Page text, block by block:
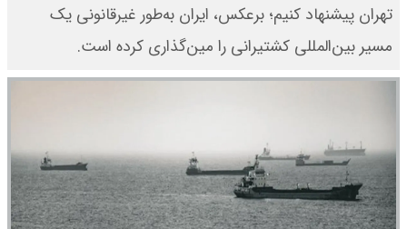
تهران پیشنهاد کنیم؛ برعکس، ایران به‌طور غیرقانونی یک
مسیر بین‌المللی کشتیرانی را مین‌گذاری کرده است.